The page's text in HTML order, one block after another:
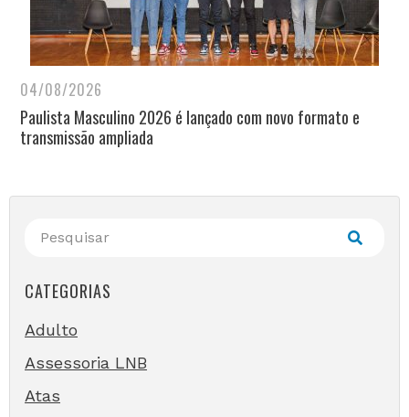
04/08/2026
Paulista Masculino 2026 é lançado com novo formato e
transmissão ampliada
CATEGORIAS
Adulto
Assessoria LNB
Atas